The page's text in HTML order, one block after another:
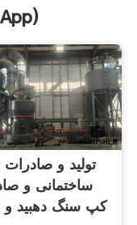
)
تولید و
ساختمانی و
کپ سنگ دهبید